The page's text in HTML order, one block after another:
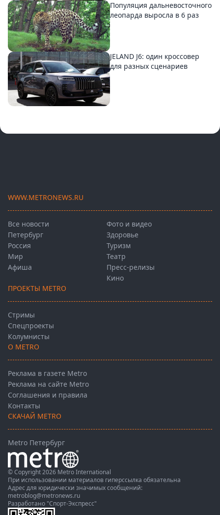
Популяция дальневосточного
леопарда выросла в 6 раз
JELAND J6: один кроссовер
для разных сценариев
WWW.METRONEWS.RU
Все новости
Петербург
Россия
Мир
Афиша
Фото и видео
Здоровье
Туризм
Театр
Пресс-релизы
Кино
ПРОЕКТЫ METRO
Стримы
Спецпроекты
Колумнисты
О METRO
Реклама в газете Metro
Реклама на сайте Metro
Соглашения и правила
Контакты
СКАЧАЙ METRO
Metro Петербург
© Copyright 2026 Metro International
При использовании материалов гиперссылка обязательна
Адрес для юридически значимых сообщений:
metroblog@metronews.ru
Разработано "Спорт-Экспресс"